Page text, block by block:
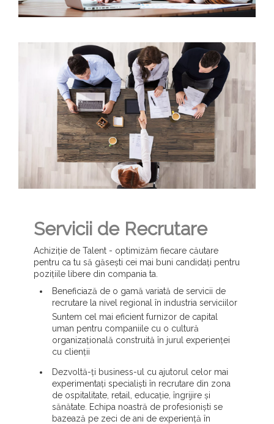
Servicii de Recrutare
Achiziție de Talent - optimizăm fiecare căutare
pentru ca tu să găsești cei mai buni candidați pentru
pozițiile libere din compania ta.
Beneficiază de o gamă variată de servicii de
recrutare la nivel regional în industria serviciilor
Suntem cel mai eficient furnizor de capital
uman pentru companiile cu o cultură
organizațională construită în jurul experienței
cu clienții
Dezvoltă-ți business-ul cu ajutorul celor mai
experimentați specialiști în recrutare din zona
de ospitalitate, retail, educație, îngrijire și
sănătate. Echipa noastră de profesioniști se
bazează pe zeci de ani de experiență în